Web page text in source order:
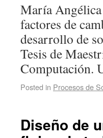
María Angélica
factores de
desarrollo de
Tesis de
Computación.
Posted in Procesos de
Diseño de